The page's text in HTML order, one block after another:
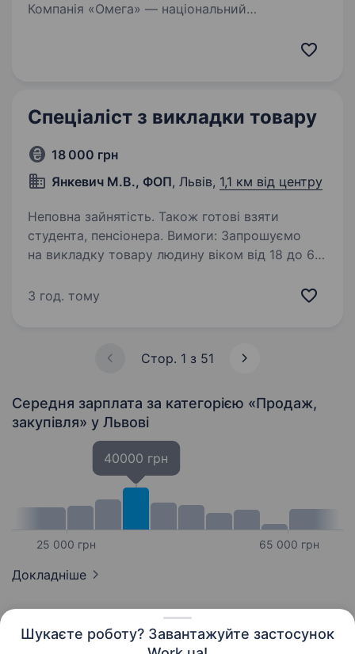
Шукаєте роботу? Завантажуйте застосунок
Компанія «Омега» — національний
Спеціаліст з викладки товару
18 000 грн
Янкевич М.В., ФОП, Львів, 1,1 км від центру
Неповна зайнятість. Також готові взяти
студента, пенсіонера. Вимоги: Запрошуємо
на викладку товару людину віком від 18 до 60
неповний робочий день з понеділка по
3 год. тому
Стор. 1 з 51
Середня зарплата за категорією «Продаж,
закупівля» у Львові
25 000 грн
40000 грн
65 000 грн
Докладніше